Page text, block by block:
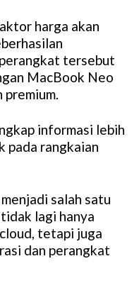
harga akan
tersebut
MacBook Neo
premium.
informasi lebih
pada rangkaian
salah satu
lagi hanya
tetapi juga
dan perangkat